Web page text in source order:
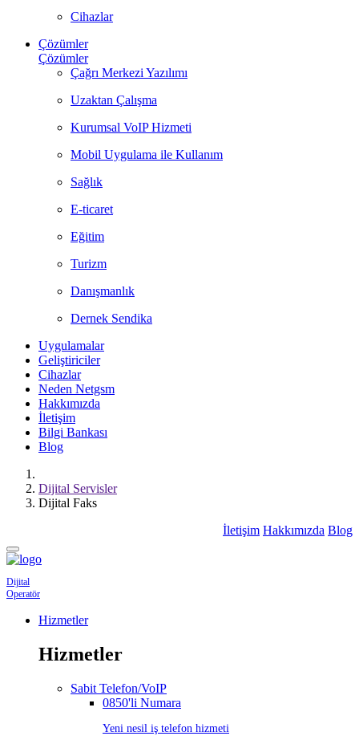
Cihazlar
Çözümler
Çözümler
Çağrı Merkezi Yazılımı
Uzaktan Çalışma
Kurumsal VoIP Hizmeti
Mobil Uygulama ile Kullanım
Sağlık
E-ticaret
Eğitim
Turizm
Danışmanlık
Dernek Sendika
Uygulamalar
Geliştiriciler
Cihazlar
Neden Netgsm
Hakkımızda
İletişim
Bilgi Bankası
Blog
Dijital Servisler
Dijital Faks
İletişim Hakkımızda Blog
Dijital
Operatör
Hizmetler
Hizmetler
Sabit Telefon/VoIP
0850'li Numara
Yeni nesil iş telefon hizmeti